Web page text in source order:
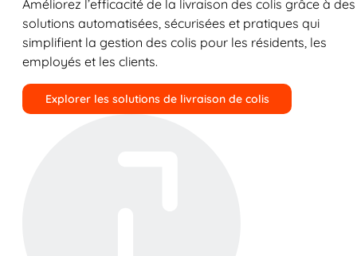
Améliorez l’efficacité de la livraison des colis grâce à des
solutions automatisées, sécurisées et pratiques qui
simplifient la gestion des colis pour les résidents, les
employés et les clients.
Explorer les solutions de livraison de colis